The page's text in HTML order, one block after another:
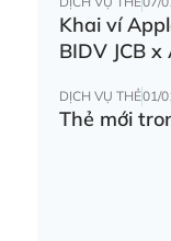
Khai ví
BIDV JCB
DỊCH VỤ THẺ01/
Thẻ mới